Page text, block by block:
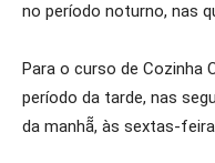
no período noturno, nas
Para o curso de Cozinha
período da tarde, nas
da manhã̃, às sextas-